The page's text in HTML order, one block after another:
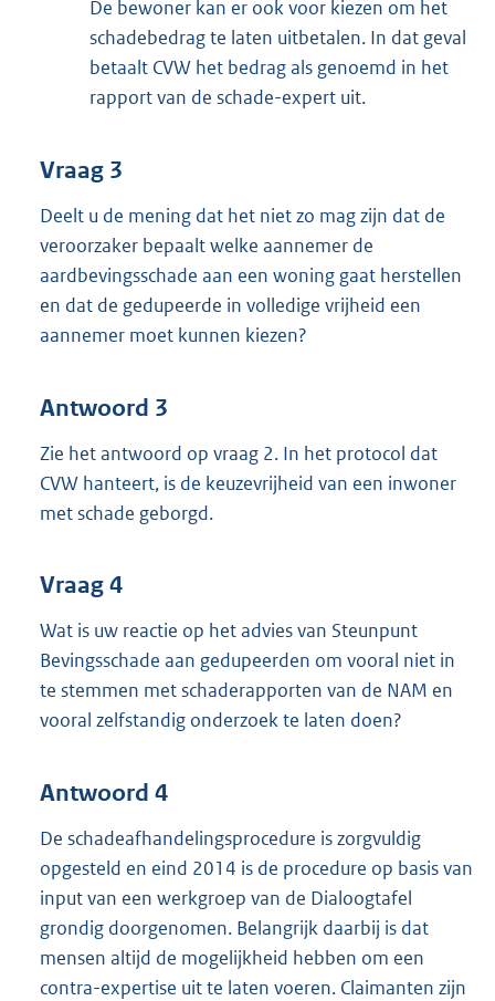
De bewoner kan er ook voor kiezen om het
schadebedrag te laten uitbetalen. In dat geval
betaalt CVW het bedrag als genoemd in het
rapport van de schade-expert uit.
Vraag 3
Deelt u de mening dat het niet zo mag zijn dat de
veroorzaker bepaalt welke aannemer de
aardbevingsschade aan een woning gaat herstellen
en dat de gedupeerde in volledige vrijheid een
aannemer moet kunnen kiezen?
Antwoord 3
Zie het antwoord op vraag 2. In het protocol dat
CVW hanteert, is de keuzevrijheid van een inwoner
met schade geborgd.
Vraag 4
Wat is uw reactie op het advies van Steunpunt
Bevingsschade aan gedupeerden om vooral niet in
te stemmen met schaderapporten van de NAM en
vooral zelfstandig onderzoek te laten doen?
Antwoord 4
De schadeafhandelingsprocedure is zorgvuldig
opgesteld en eind 2014 is de procedure op basis van
input van een werkgroep van de Dialoogtafel
grondig doorgenomen. Belangrijk daarbij is dat
mensen altijd de mogelijkheid hebben om een
contra-expertise uit te laten voeren. Claimanten zijn